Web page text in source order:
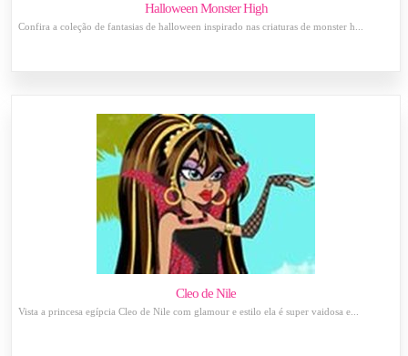
Halloween Monster High
Confira a coleção de fantasias de halloween inspirado nas criaturas de monster h...
Cleo de Nile
Vista a princesa egípcia Cleo de Nile com glamour e estilo ela é super vaidosa e...